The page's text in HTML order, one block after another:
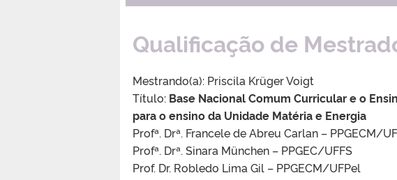
Qualificação de
Mestrando(a): Priscila Krüger Voigt
Título: Base Nacional Comum Curricular e o
para o ensino da Unidade Matéria e Energia
Profª. Drª. Francele de Abreu Carlan – PPGECM/
Profª. Drª. Sinara München – PPGEC/UFFS
Prof. Dr. Robledo Lima Gil – PPGECM/UFPel